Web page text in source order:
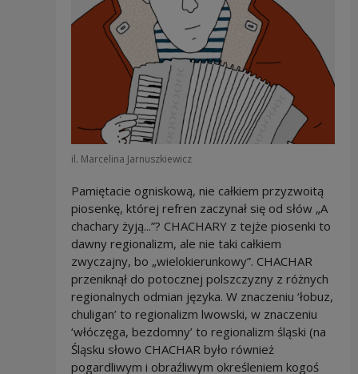
il. Marcelina Jarnuszkiewicz
Pamiętacie ogniskową, nie całkiem przyzwoitą
piosenkę, której refren zaczynał się od słów „A
chachary żyją...”? CHACHARY z tejże piosenki to
dawny regionalizm, ale nie taki całkiem
zwyczajny, bo „wielokierunkowy”. CHACHAR
przeniknął do potocznej polszczyzny z różnych
regionalnych odmian języka. W znaczeniu ‘łobuz,
chuligan’ to regionalizm lwowski, w znaczeniu
‘włóczęga, bezdomny’ to regionalizm śląski (na
Śląsku słowo CHACHAR było również
pogardliwym i obraźliwym określeniem kogoś